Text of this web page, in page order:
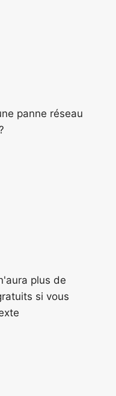
panne réseau
plus de
si vous